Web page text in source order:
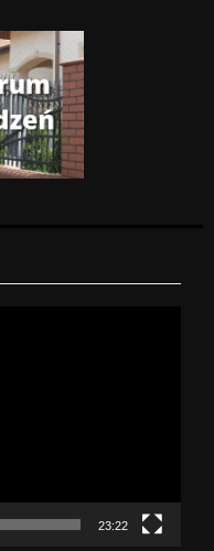
23:22